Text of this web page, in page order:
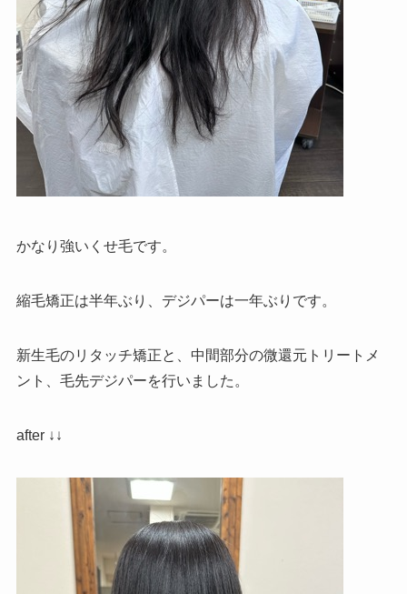
かなり強いくせ毛です。
縮毛矯正は半年ぶり、デジパーは一年ぶりです。
新生毛のリタッチ矯正と、中間部分の微還元トリートメ
ント、毛先デジパーを行いました。
after ↓↓